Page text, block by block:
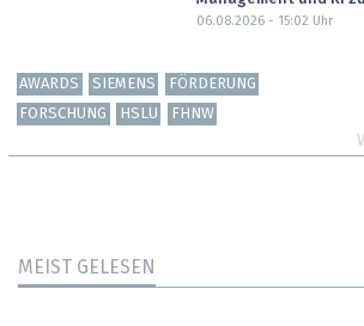
06.08.2026 - 15:02 Uhr
AWARDS SIEMENS
FÖRDERUNG
FORSCHUNG
HSLU FHNW
MEIST GELESEN